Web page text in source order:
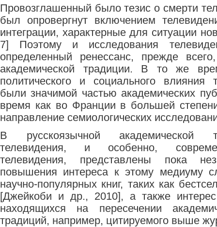
Провозглашенный было тезис о смерти
был опровергнут включением
интеграции, характерные для ситуации
7] Поэтому и исследования
определенный ренессанс, прежде
академической традиции. В то же
политического и социального влияния
были значимой частью академических
время как во Франции в большей
направление семиологических
В русскоязычной академической
телевидения, и особенно,
телевидения, представлены пока
повышения интереса к этому медиуму
научно-популярных книг, таких как
[Джейкоби и др., 2010], а также
находящихся на пересечении
традиций, например, цитируемого выше